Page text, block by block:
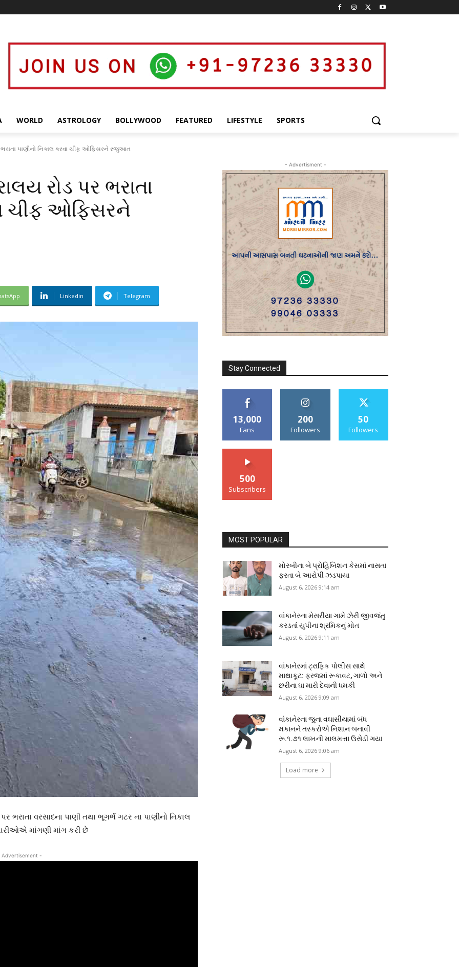
WORLD ASTROLOGY BOLLYWOOD FEATURED LIFESTYLE SPORTS
ભરાતા પાણીનો નિકાલ કરવા ચીફ ઓફિસરને રજુઆત
રોડ પર ભરાતા
ચીફ ઓફિસરને
Linkedin Telegram
ભરાતા વરસાદના પાણી તથા ભૂગર્ભ ગટર ના પાણીનો નિકાલ
માંગણી માંગ કરી છે
-
- Advertisment -
Stay Connected
13,000
Fans
200
Followers
50
Followers
500
Subscribers
MOST POPULAR
મોરબીના બે પ્રોહિબિશન કેસમાં નાસતા
ફરતા બે આરોપી ઝડપાયા
August 6, 2026 9:14 am
વાંકાનેરના મેસરીયા ગામે ઝેરી જીવજંતુ
કરડતાં યુપીના શ્રમિકનું મોત
August 6, 2026 9:11 am
વાંકાનેરમાં ટ્રાફિક પોલીસ સાથે
માથાકૂટ: ફરજમાં રૂકાવટ, ગાળો અને
છરીના ઘા મારી દેવાની ધમકી
August 6, 2026 9:09 am
વાંકાનેરના જુના વઘાસીયામાં બંધ
મકાનને તસ્કરોએ નિશાન બનાવી
રૂ.૧.૭૧ લાખની માલમત્તા ઉસેડી ગયા
August 6, 2026 9:06 am
Load more